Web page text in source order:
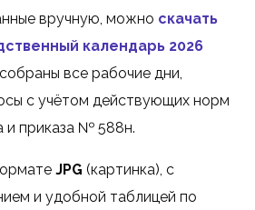
вручную, можно скачать
календарь 2026
все рабочие дни,
с учётом действующих норм
и приказа № 588н.
JPG (картинка), с
и удобной таблицей по